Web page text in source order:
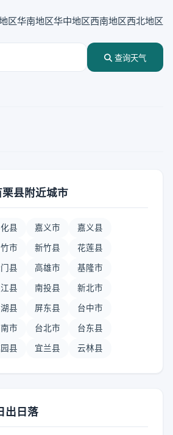
区华南地区华中地区西南地区西北地区
查询天气
栗县附近城市
县 嘉义市 嘉义县
市 新竹县 花莲县
县 高雄市 基隆市
县 南投县 新北市
县 屏东县 台中市
市 台北市 台东县
县 宜兰县 云林县
出日落